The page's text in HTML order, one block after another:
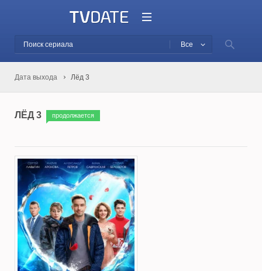
Все
Дата выхода Лёд 3
ЛЁД 3 продолжается